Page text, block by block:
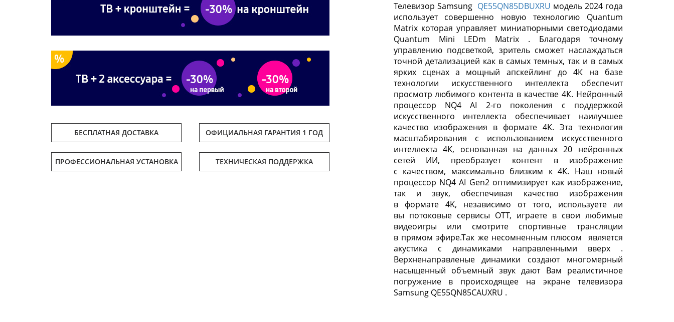
БЕСПЛАТНАЯ ДОСТАВКА ОФИЦИАЛЬНАЯ ГАРАНТИЯ 1 ГОД
ТЕХНИЧЕСКАЯ ПОДДЕРЖКА
ПРОФЕССИОНАЛЬНАЯ УСТАНОВКА
Телевизор Samsung QE55QN85DBUXRU модель 2024 года
использует совершенно новую технологию Quantum
Matrix которая управляет миниатюрными светодиодами
Quantum Mini LEDm Matrix . Благодаря точному
управлению подсветкой, зритель сможет наслаждаться
точной детализацией как в самых темных, так и в самых
ярких сценах а мощный апскейлинг до 4К на базе
технологии искусственного интеллекта обеспечит
просмотр любимого контента в качестве 4К. Нейронный
процессор NQ4 AI 2-го поколения с поддержкой
искусственного интеллекта обеспечивает наилучшее
качество изображения в формате 4K. Эта технология
масштабирования с использованием искусственного
интеллекта 4K, основанная на данных 20 нейронных
сетей ИИ, преобразует контент в изображение
с качеством, максимально близким к 4K. Наш новый
процессор NQ4 AI Gen2 оптимизирует как изображение,
так и звук, обеспечивая качество изображения
в формате 4K, независимо от того, используете ли
вы потоковые сервисы OTT, играете в свои любимые
видеоигры или смотрите спортивные трансляции
в прямом эфире.Так же несомненным плюсом является
акустика с динамиками направленными вверх .
Верхненаправленые динамики создают многомерный
насыщенный объемный звук дают Вам реалистичное
погружение в происходящее на экране телевизора
Samsung QE55QN85CAUXRU .